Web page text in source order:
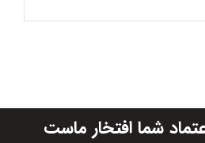
شما افتخار ماست